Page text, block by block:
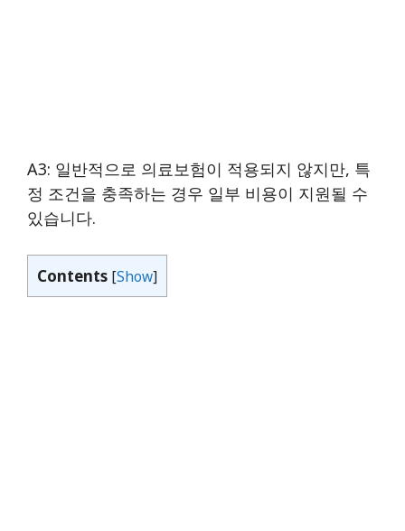
A3: 일반적으로 의료보험이 적용되지 않지만, 특
정 조건을 충족하는 경우 일부 비용이 지원될 수
있습니다.
Contents [Show]